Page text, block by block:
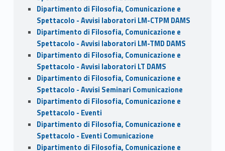
Dipartimento di Filosofia, Comunicazione e
Spettacolo - Avvisi laboratori LM-CTPM DAMS
Dipartimento di Filosofia, Comunicazione e
Spettacolo - Avvisi laboratori LM-TMD DAMS
Dipartimento di Filosofia, Comunicazione e
Spettacolo - Avvisi laboratori LT DAMS
Dipartimento di Filosofia, Comunicazione e
Spettacolo - Avvisi Seminari Comunicazione
Dipartimento di Filosofia, Comunicazione e
Spettacolo - Eventi
Dipartimento di Filosofia, Comunicazione e
Spettacolo - Eventi Comunicazione
Dipartimento di Filosofia, Comunicazione e